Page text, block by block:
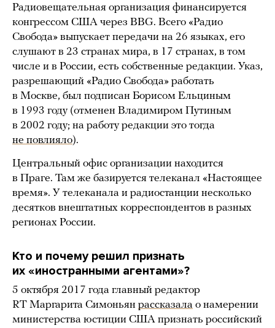
Радиовещательная организация финансируется
конгрессом США через BBG. Всего «Радио
Свобода» выпускает передачи на 26 языках, его
слушают в 23 странах мира, в 17 странах, в том
числе и в России, есть собственные редакции. Указ,
разрешающий «Радио Свобода» работать
в Москве, был подписан Борисом Ельциным
в 1993 году (отменен Владимиром Путиным
в 2002 году; на работу редакции это тогда
не повлияло).
Центральный офис организации находится
в Праге. Там же базируется телеканал «Настоящее
время». У телеканала и радиостанции несколько
десятков внештатных корреспондентов в разных
регионах России.
Кто и почему решил признать
их «иностранными агентами»?
5 октября 2017 года главный редактор
RT Маргарита Симоньян рассказала о намерении
министерства юстиции США признать российский